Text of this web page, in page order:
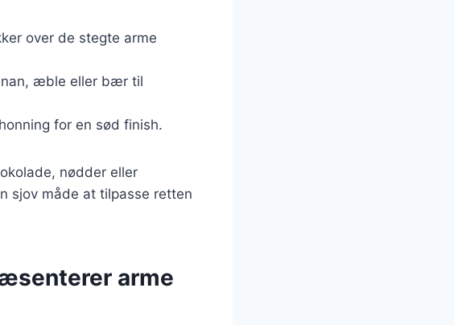
over de stegte arme
æble eller bær til
for en sød finish.
nødder eller
sjov måde at tilpasse retten
arme